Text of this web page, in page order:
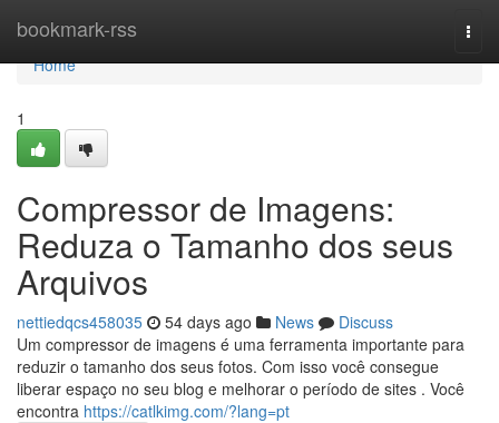
bookmark-rss
Home
Home
1
Compressor de Imagens:
Reduza o Tamanho dos seus
Arquivos
nettiedqcs458035 54 days ago News
Discuss
Um compressor de imagens é uma ferramenta importante para
reduzir o tamanho dos seus fotos. Com isso você consegue
liberar espaço no seu blog e melhorar o período de sites . Você
encontra https://catlkimg.com/?lang=pt